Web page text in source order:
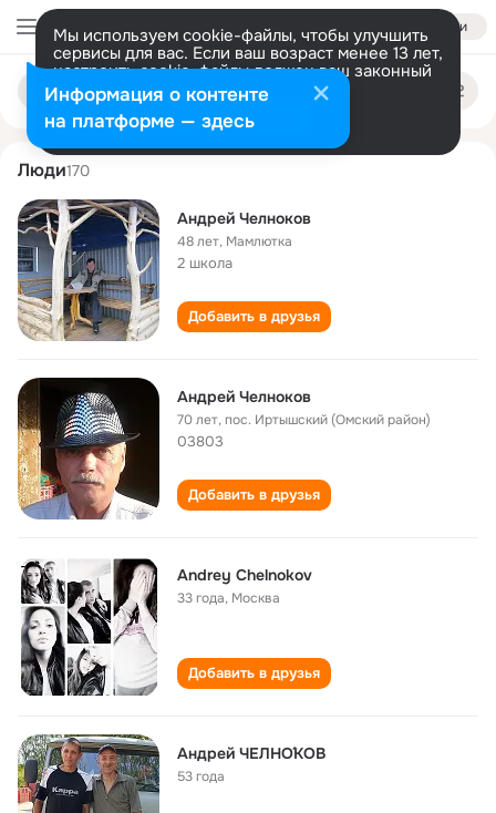
Войти
Мы используем cookie-файлы, чтобы улучшить
сервисы для вас. Если ваш возраст менее 13 лет,
настроить cookie-файлы должен ваш законный
представитель. Больше информации
Разрешить все Настроить
Поиск
людям
andrey chelnokov
Люди170
Андрей Челноков
48 лет, Мамлютка
2 школа
Добавить в друзья
Андрей Челноков
70 лет,пос. Иртышский (Омский район)
03803
Добавить в друзья
Andrey Chelnokov
33 года, Москва
Добавить в друзья
Андрей ЧЕЛНО́КОВ
53 года
Информация о контенте
на платформе — здесь